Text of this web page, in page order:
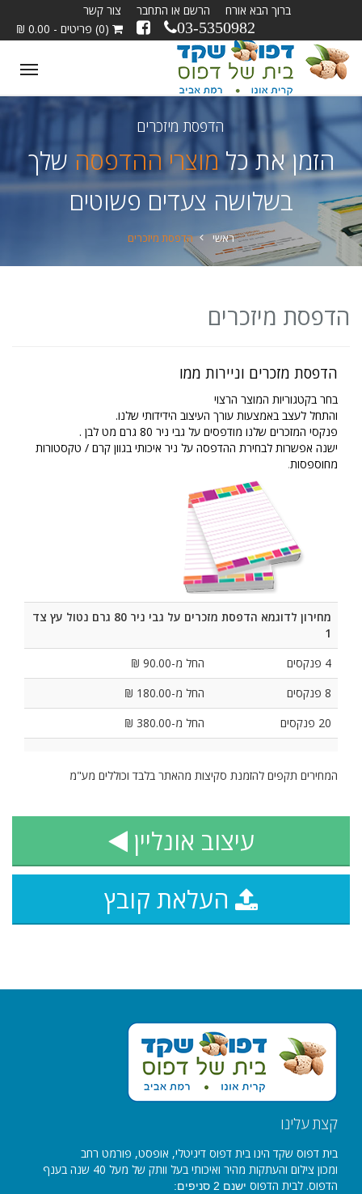
ברוך הבא אורח הרשם או התחבר צור קשר
03-5350982 (0) פריטים - 0.00 ₪
הדפסת מיזכרים
הזמן את כלמוצרי ההדפסה שלך
בשלושה צעדים פשוטים
ראשי הדפסת מיזכרים
הדפסת מיזכרים
הדפסת מזכרים וניירות ממו
בחר בקטגוריות המוצר הרצוי
והתחל לעצב באמצעות עורך העיצוב הידידותי שלנו.
פנקסי המזכרים שלנו מודפסים על גבי ניר 80 גרם מט לבן .
ישנה אפשרות לבחירת ההדפסה על ניר איכותי בגוון קרם / טקסטורות
מחוספסות.
מחירון לדוגמא הדפסת מזכרים על גבי ניר 80 גרם נטול עץ צד
1
4 פנקסים
החל מ-90.00 ₪
8 פנקסים
החל מ-180.00 ₪
20 פנקסים
החל מ-380.00 ₪
המחירים תקפים להזמנת סקיצות מהאתר בלבד וכוללים מע"מ
עיצוב אונליין
העלאת קובץ
קצת עלינו
בית דפוס שקד הינו בית דפוס דיגיטלי, אופסט, פורמט רחב
ומכון צילום והעתקות מהיר ואיכותי בעל וותק של מעל 40 שנה בענף
הדפוס. לבית הדפוס ישנם 2 סניפים: